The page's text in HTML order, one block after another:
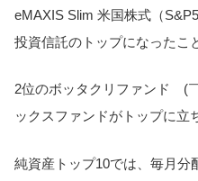
eMAXIS Slim 米国株式（
投資信託のトップになったこ
2位のボッタクリファンド (
ックスファンドがトップに立
純資産トップ10では、毎月分